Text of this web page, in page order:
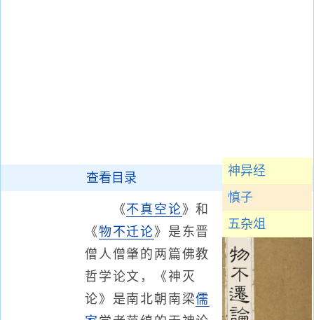
神异经
慎子
五杂俎
查看目录
《不真空论》和
《物不迁论》是东晋
僧人僧肇的两篇佛教
哲学论文，《神灭
论》是南北朝南梁儒